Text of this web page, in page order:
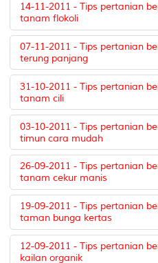
14-11-2011 - Tips pertanian
tanam flokoli
07-11-2011 - Tips pertanian
terung panjang
31-10-2011 - Tips pertanian
tanam cili
03-10-2011 - Tips pertanian
timun cara mudah
26-09-2011 - Tips pertanian
tanam cekur manis
19-09-2011 - Tips pertanian
taman bunga kertas
12-09-2011 - Tips pertanian
kailan organik